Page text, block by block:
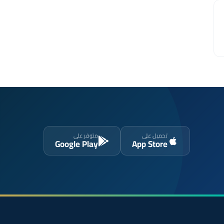
تحميل على
App Store
متوفر على
Google Play